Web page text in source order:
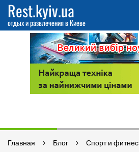
Rest.kyiv.ua
отдых и развлечения в Киеве
Главная Блог Спорт и фитнес